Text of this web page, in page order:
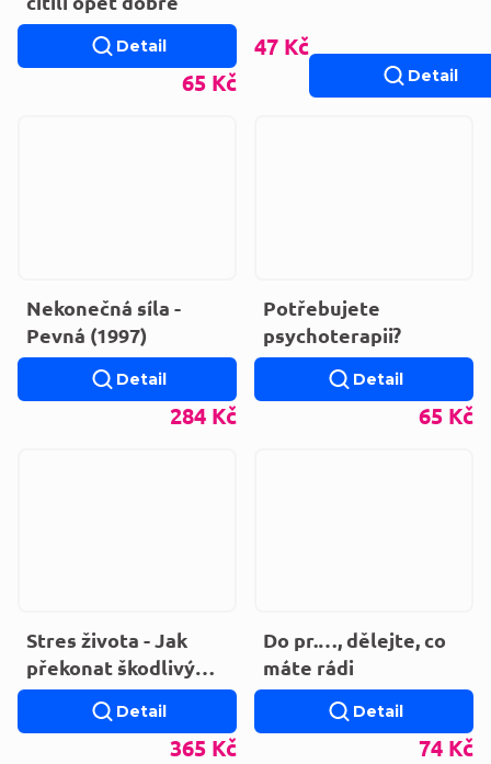
65 Kč
Detail 47 Kč
Detail
Nekonečná síla -
Pevná (1997)
284 Kč
Detail
Potřebujete
psychoterapii?
65 Kč
Detail
Stres života - Jak
překonat škodlivý
účinek stresu a jak
využít stres
365 Kč
Detail
Do pr.…, dělejte, co
máte rádi
74 Kč
Detail